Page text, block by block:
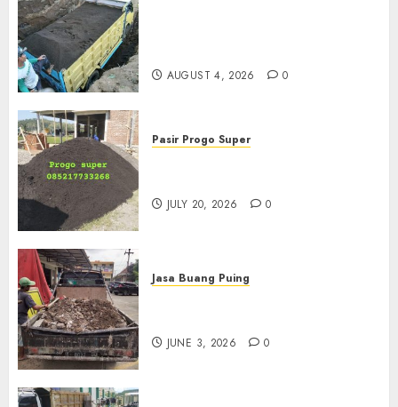
AUGUST 4, 2026 0
Pasir Progo Super
JULY 20, 2026 0
Jasa Buang Puing
JUNE 3, 2026 0